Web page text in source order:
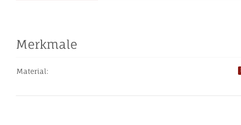
Merkmale
Produkteigenschaft
Wert
Material: